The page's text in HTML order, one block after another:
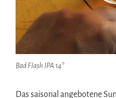
Bad Flash IPA 14°
Das saisonal angebotene